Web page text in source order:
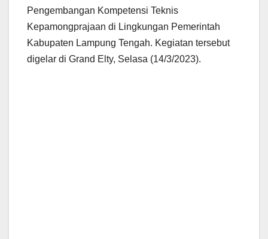
Pengembangan Kompetensi Teknis
Kepamongprajaan di Lingkungan Pemerintah
Kabupaten Lampung Tengah. Kegiatan tersebut
digelar di Grand Elty, Selasa (14/3/2023).